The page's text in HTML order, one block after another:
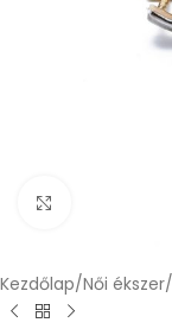
Kezdőlap Női ékszer